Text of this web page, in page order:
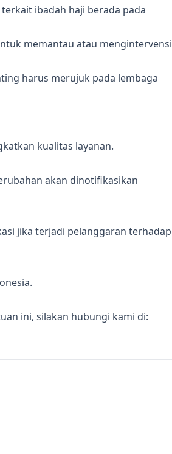
ibadah haji berada pada
memantau atau mengintervensi
harus merujuk pada lembaga
kualitas layanan.
akan dinotifikasikan
jika terjadi pelanggaran terhadap
ini, silakan hubungi kami di: